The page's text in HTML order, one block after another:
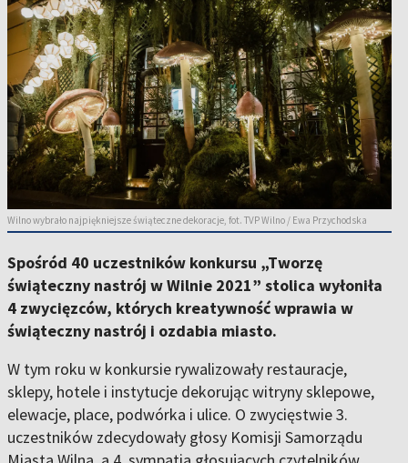
Wilno wybrało najpiękniejsze świąteczne dekoracje, fot. TVP Wilno / Ewa Przychodska
Spośród 40 uczestników konkursu „Tworzę
świąteczny nastrój w Wilnie 2021” stolica wyłoniła
4 zwycięzców, których kreatywność wprawia w
świąteczny nastrój i ozdabia miasto.
W tym roku w konkursie rywalizowały restauracje,
sklepy, hotele i instytucje dekorując witryny sklepowe,
elewacje, place, podwórka i ulice. O zwycięstwie 3.
uczestników zdecydowały głosy Komisji Samorządu